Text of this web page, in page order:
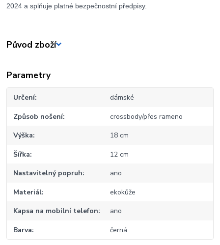
2024 a splňuje platné bezpečnostní předpisy.
Původ zboží
Parametry
Určení dámské
Způsob nošení crossbody/přes rameno
Výška 18 cm
Šířka 12 cm
Nastavitelný popruh ano
Materiál ekokůže
Kapsa na mobilní telefon ano
Barva černá